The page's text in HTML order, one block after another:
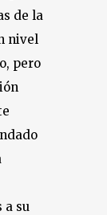
de la
nivel
pero
a su